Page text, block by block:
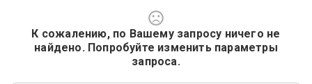
К сожалению, по Вашему запросу ничего не
найдено. Попробуйте изменить параметры
запроса.